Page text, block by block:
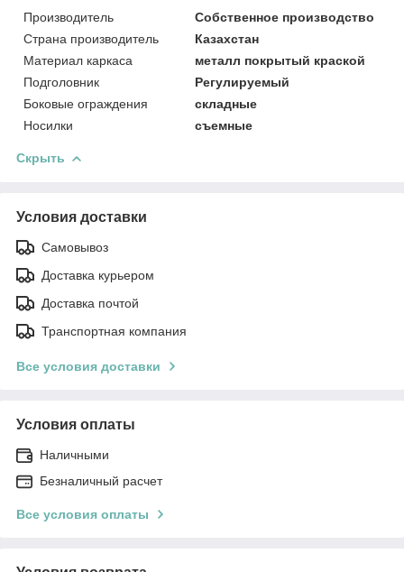
Производитель
Собственное производство
Страна производитель
Казахстан
Материал каркаса
металл покрытый краской
Подголовник
Регулируемый
Боковые ограждения
складные
Носилки
съемные
Скрыть
Условия доставки
Самовывоз
Доставка курьером
Доставка почтой
Транспортная компания
Все условия доставки
Условия оплаты
Наличными
Безналичный расчет
Все условия оплаты